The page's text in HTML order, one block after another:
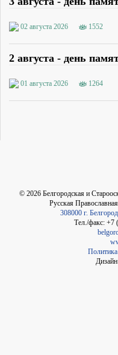
02 августа 2026 1552
2 августа - день
01 августа 2026 1264
© 2026 Белгородская и
Русская
308000 г.
Тел./факс: +7